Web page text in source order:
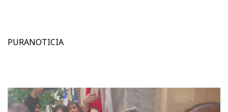
PURANOTICIA